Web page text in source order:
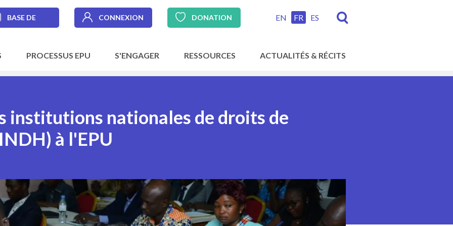
BASE DE CONNEXION DONATION EN FR ES
PROCESSUS EPU S'ENGAGER RESSOURCES ACTUALITÉS & RÉCITS
institutions nationales de droits de
à l'EPU